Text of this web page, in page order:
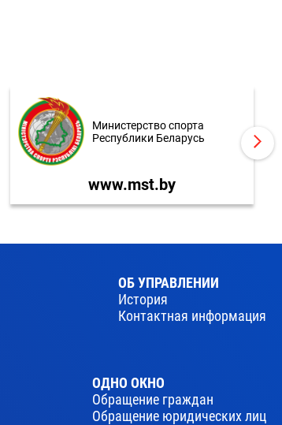
Министерство спорта
Республики Беларусь
www.mst.by
ОБ УПРАВЛЕНИИ
История
Контактная информация
ОДНО ОКНО
Обращение граждан
Обращение юридических лиц